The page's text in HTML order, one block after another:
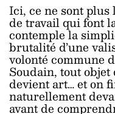
Ici, ce ne sont
de travail qui font
contemple la
brutalité d’une
volonté commune
Soudain, tout
devient art… et on
naturellement
avant de